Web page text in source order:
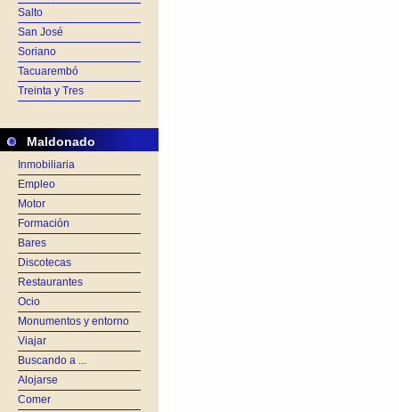
Salto
San José
Soriano
Tacuarembó
Treinta y Tres
Maldonado
Inmobiliaria
Empleo
Motor
Formación
Bares
Discotecas
Restaurantes
Ocio
Monumentos y entorno
Viajar
Buscando a ...
Alojarse
Comer